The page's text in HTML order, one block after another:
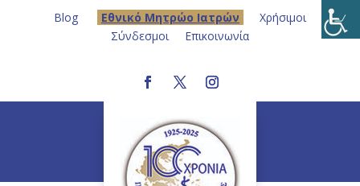
Blog Eθνικό Μητρώο Ιατρών
Χρήσιμοι
Σύνδεσμοι
Επικοινωνία